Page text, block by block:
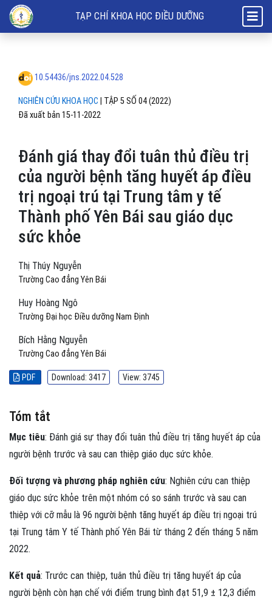
Đánh giá thay đổi tuân thủ điều trị của người bệnh tăng huyết áp
TẠP CHÍ KHOA HỌC ĐIỀU DƯỠNG
NGHIÊN CỨU KHOA HỌC TẬP 5 SỐ 04 (2022)
Đánh giá thay đổi tuân thủ điều trị
của người bệnh tăng huyết áp điều
trị ngoại trú tại Trung tâm y tế
Thành phố Yên Bái sau giáo dục
sức khỏe
10.54436/jns.2022.04.528
Đã xuất bản 15-11-2022
Thị Thúy Nguyễn
Trường Cao đẳng Yên Bái
Huy Hoàng Ngô
Trường Đại học Điều dưỡng Nam Định
Bích Hằng Nguyễn
Trường Cao đẳng Yên Bái
PDF Download: 3417 View: 3745
Tóm tắt
Mục tiêu: Đánh giá sự thay đổi tuân thủ điều trị tăng huyết áp của
người bệnh trước và sau can thiệp giáo dục sức khỏe.
Đối tượng và phương pháp nghiên cứu: Nghiên cứu can thiệp
giáo dục sức khỏe trên một nhóm có so sánh trước và sau can
thiệp với cỡ mẫu là 96 người bệnh tăng huyết áp điều trị ngoại trú
tại Trung tâm Y tế Thành phố Yên Bái từ tháng 2 đến tháng 5 năm
2022.
Kết quả: Trước can thiệp, tuân thủ điều trị tăng huyết áp của
người bệnh còn hạn chế với điểm trung bình đạt 51,9 ± 12,3 điểm